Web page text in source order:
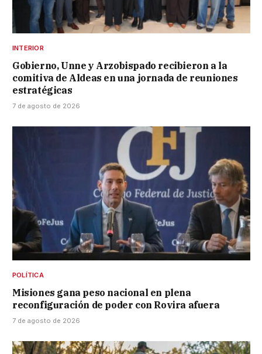
INTERIOR
Gobierno, Unne y Arzobispado recibieron a la
comitiva de Aldeas en una jornada de reuniones
estratégicas
7 de agosto de 2026
POLÍTICA
Misiones gana peso nacional en plena
reconfiguración de poder con Rovira afuera
7 de agosto de 2026